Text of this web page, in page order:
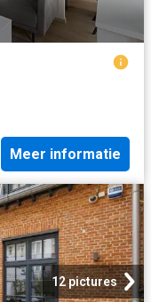
Meer informatie
12 pictures